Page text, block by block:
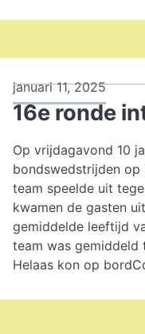
januari 11, 2025
16e ronde
Op vrijdagavond 10
bondswedstrijden op
team speelde uit
kwamen de gasten
gemiddelde leeftijd
team was gemiddeld
Helaas kon op bord